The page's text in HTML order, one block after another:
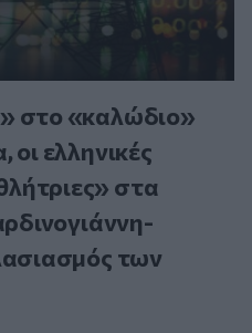
στο «καλώδιο»
ελληνικές
στα
των